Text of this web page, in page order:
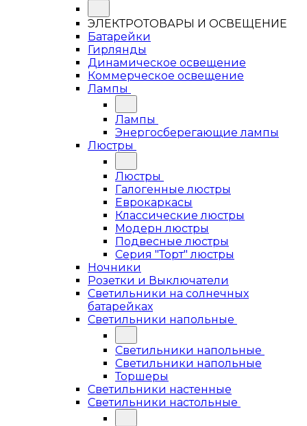
ЭЛЕКТРОТОВАРЫ И ОСВЕЩЕНИЕ
Батарейки
Гирлянды
Динамическое освещение
Коммерческое освещение
Лампы
Лампы
Энергосберегающие лампы
Люстры
Люстры
Галогенные люстры
Еврокаркасы
Классические люстры
Модерн люстры
Подвесные люстры
Серия "Торт" люстры
Ночники
Розетки и Выключатели
Светильники на солнечных
батарейках
Светильники напольные
Светильники напольные
Светильники напольные
Торшеры
Светильники настенные
Светильники настольные